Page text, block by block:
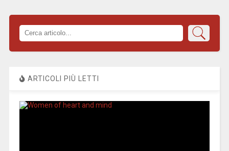
ARTICOLI PIÙ LETTI